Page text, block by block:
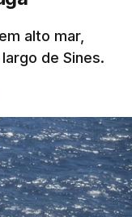
alto mar,
de Sines.